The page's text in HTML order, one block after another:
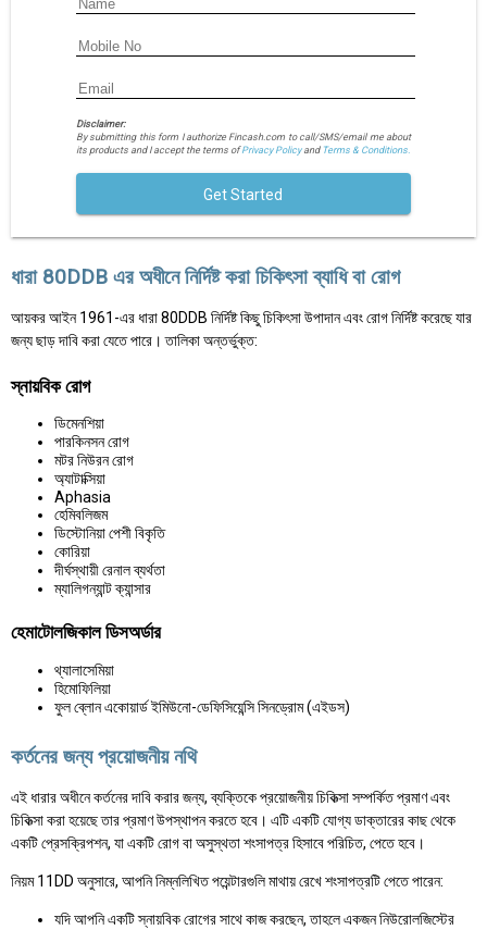
Disclaimer:
By submitting this form I authorize Fincash.com to call/SMS/email me about
its products and I accept the terms ofPrivacy Policyand Terms & Conditions.
Get Started
ধারা 80DDB এর অধীনে নির্দিষ্ট করা চিকিৎসা ব্যাধি বা রোগ
আয়কর আইন 1961-এর ধারা 80DDB নির্দিষ্ট কিছু চিকিৎসা উপাদান এবং রোগ নির্দিষ্ট করেছে যার
জন্য ছাড় দাবি করা যেতে পারে। তালিকা অন্তর্ভুক্ত:
স্নায়বিক রোগ
ডিমেনশিয়া
পারকিনসন রোগ
মটর নিউরন রোগ
অ্যাটাক্সিয়া
Aphasia
হেমিবলিজম
ডিস্টোনিয়া পেশী বিকৃতি
কোরিয়া
দীর্ঘস্থায়ী রেনাল ব্যর্থতা
ম্যালিগন্যান্ট ক্যান্সার
হেমাটোলজিকাল ডিসঅর্ডার
থ্যালাসেমিয়া
হিমোফিলিয়া
ফুল ব্লোন একোয়ার্ড ইমিউনো-ডেফিসিয়েন্সি সিনড্রোম (এইডস)
কর্তনের জন্য প্রয়োজনীয় নথি
এই ধারার অধীনে কর্তনের দাবি করার জন্য, ব্যক্তিকে প্রয়োজনীয় চিকিত্সা সম্পর্কিত প্রমাণ এবং
চিকিত্সা করা হয়েছে তার প্রমাণ উপস্থাপন করতে হবে। এটি একটি যোগ্য ডাক্তারের কাছ থেকে
একটি প্রেসক্রিপশন, যা একটি রোগ বা অসুস্থতা শংসাপত্র হিসাবে পরিচিত, পেতে হবে।
নিয়ম 11DD অনুসারে, আপনি নিম্নলিখিত পয়েন্টারগুলি মাথায় রেখে শংসাপত্রটি পেতে পারেন:
যদি আপনি একটি স্নায়বিক রোগের সাথে কাজ করছেন, তাহলে একজন নিউরোলজিস্টের